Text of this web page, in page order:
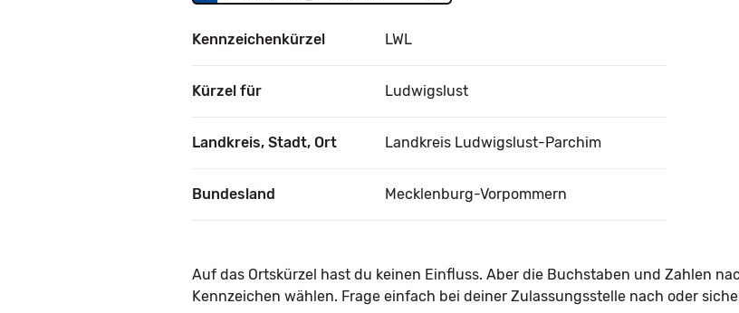
Kennzeichenkürzel LWL
Kürzel für Ludwigslust
Landkreis, Stadt, Ort Landkreis Ludwigslust-Parchim
Bundesland Mecklenburg-Vorpommern
Auf das Ortskürzel hast du keinen Einfluss. Aber die Buchstaben und Zahlen
Kennzeichen wählen. Frage einfach bei deiner Zulassungsstelle nach oder